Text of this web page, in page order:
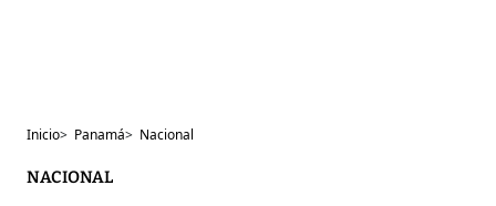
Inicio> Panamá> Nacional
NACIONAL